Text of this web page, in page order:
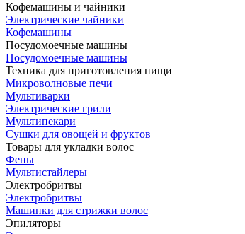
Кофемашины и чайники
Электрические чайники
Кофемашины
Посудомоечные машины
Посудомоечные машины
Техника для приготовления пищи
Микроволновые печи
Мультиварки
Электрические грили
Мультипекари
Сушки для овощей и фруктов
Товары для укладки волос
Фены
Мультистайлеры
Электробритвы
Электробритвы
Машинки для стрижки волос
Эпиляторы